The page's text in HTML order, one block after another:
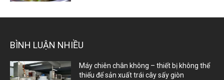
BÌNH LUẬN NHIỀU
Máy chiên chân không – thiết bị không thể
thiếu để sản xuất trái cây sấy giòn